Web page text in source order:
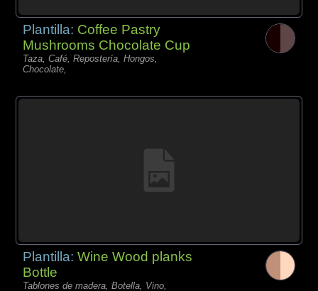
Plantilla: Coffee Pastry
Mushrooms Chocolate Cup
Taza, Café, Repostería, Hongos,
Chocolate,
Plantilla:Wine Wood planks
Bottle
Tablones de madera, Botella, Vino,